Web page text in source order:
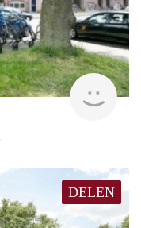
DELEN